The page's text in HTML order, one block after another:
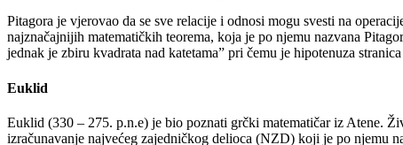
Pitagora je vjerovao da se sve relacije i odnosi mogu svesti na
najznačajnijih matematičkih teorema, koja je po njemu nazvana
jednak je zbiru kvadrata nad katetama” pri čemu je hipotenuza
Euklid
Euklid (330 – 275. p.n.e) je bio poznati grčki matematičar iz Atene.
izračunavanje najvećeg zajedničkog delioca (NZD) koji je po njemu